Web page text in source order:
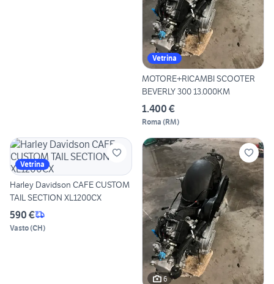
Vetrina
MOTORE+RICAMBI SCOOTER
BEVERLY 300 13.000KM
1.400 €
Roma (RM)
Vetrina
Harley Davidson CAFE CUSTOM
TAIL SECTION XL1200CX
590 €
Vasto(CH)
6